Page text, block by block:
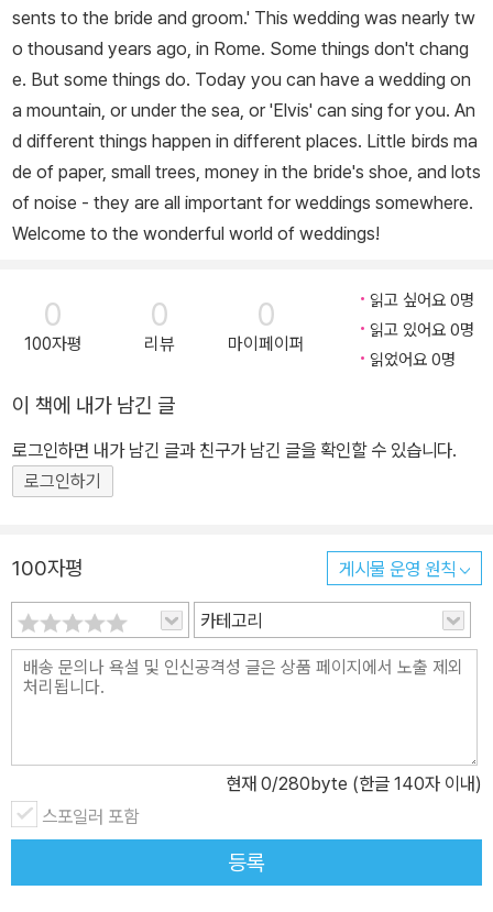
sents to the bride and groom.' This wedding was nearly tw
o thousand years ago, in Rome. Some things don't chang
e. But some things do. Today you can have a wedding on
a mountain, or under the sea, or 'Elvis' can sing for you. An
d different things happen in different places. Little birds ma
de of paper, small trees, money in the bride's shoe, and lots
of noise - they are all important for weddings somewhere.
Welcome to the wonderful world of weddings!
0
100자평
0
리뷰
0
마이페이퍼
읽고 싶어요 0명
읽고 있어요 0명
읽었어요 0명
이 책에 내가 남긴 글
로그인하면 내가 남긴 글과 친구가 남긴 글을 확인할 수 있습니다.
로그인하기
100자평 게시물 운영 원칙
카테고리
현재 0/280byte (한글 140자 이내)
스포일러 포함
등록